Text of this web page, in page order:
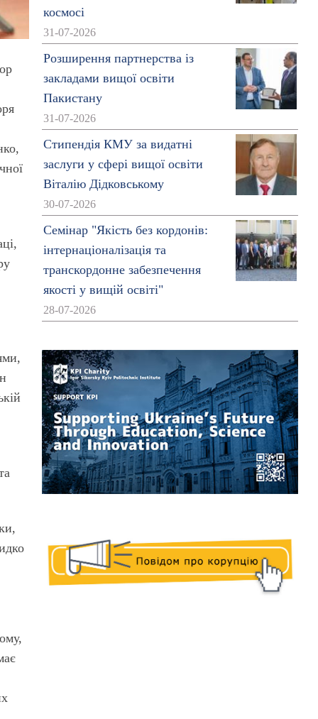
космосі
31-07-2026
Розширення партнерства із
закладами вищої освіти
Пакистану
31-07-2026
Стипендія КМУ за видатні
заслуги у сфері вищої освіти
Віталію Дідковському
30-07-2026
Семінар "Якість без кордонів:
інтернаціоналізація та
транскордонне забезпечення
якості у вищій освіті"
28-07-2026